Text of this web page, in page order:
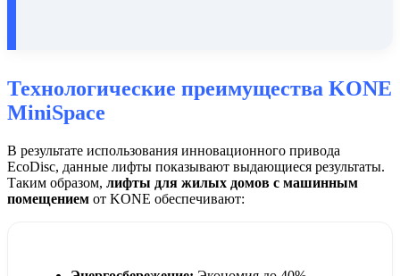
Технологические преимущества KONE
MiniSpace
В результате использования инновационного привода
EcoDisc, данные лифты показывают выдающиеся результаты.
Таким образом, лифты для жилых домов с машинным
помещением от KONE обеспечивают: